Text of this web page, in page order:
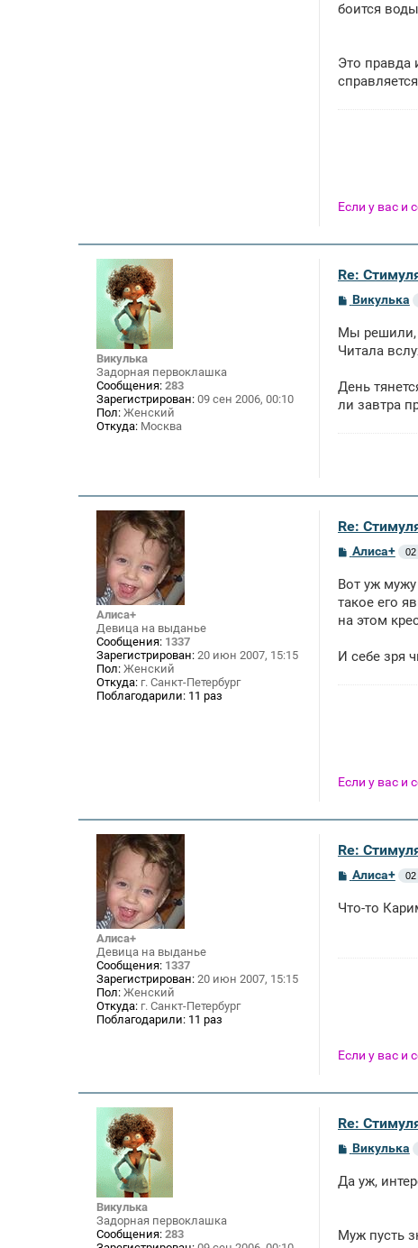
боится
Это правда
Если у вас и
Викулька
Задорная первоклашка
Сообщения: 283
Зарегистрирован: 09 сен 2006, 00:10
Пол: Женский
Откуда: Москва
Re:
С
б
щ
и
Викулька
Мы решили,
Читала
День
ли завтра
Алиса+
Девица на выданье
Сообщения: 1337
Зарегистрирован: 20 июн 2007, 15:15
Пол: Женский
Откуда: г. Санкт-Петербург
Поблагодарили: 11 раз
Re:
С
б
щ
н
Алиса+ 02
Вот уж
такое его
на этом
И себе зря
Если у вас и
Алиса+
Девица на выданье
Сообщения: 1337
Зарегистрирован: 20 июн 2007, 15:15
Пол: Женский
Откуда: г. Санкт-Петербург
Поблагодарили: 11 раз
Re:
С
б
Алиса+ 02
Что-то
Если у вас и
Викулька
Задорная первоклашка
Сообщения: 283
Re:
С
б
и
Викулька
Да уж,
Муж пусть